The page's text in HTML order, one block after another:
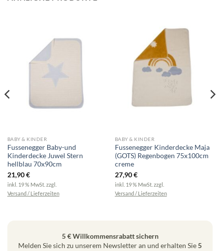
BABY & KINDER
Fussenegger Baby-und
Kinderdecke Juwel Stern
hellblau 70x90cm
21,90€
inkl. 19 % MwSt. zzgl.
Versand / Lieferzeiten
BABY & KINDER
Fussenegger Kinderdecke Maja
(GOTS) Regenbogen 75x100cm
creme
27,90€
inkl. 19 % MwSt. zzgl.
Versand / Lieferzeiten
5 € Willkommensrabatt sichern
Melden Sie sich zu unserem Newsletter an und erhalten Sie5